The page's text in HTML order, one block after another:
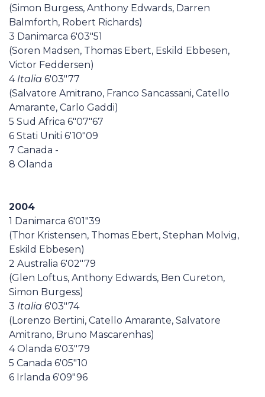
(Simon Burgess, Anthony Edwards, Darren
Balmforth, Robert Richards)
3 Danimarca 6'03"51
(Soren Madsen, Thomas Ebert, Eskild Ebbesen,
Victor Feddersen)
4 Italia 6'03"77
(Salvatore Amitrano, Franco Sancassani, Catello
Amarante, Carlo Gaddi)
5 Sud Africa 6"07"67
6 Stati Uniti 6'10"09
7 Canada -
8 Olanda
2004
1 Danimarca 6'01"39
(Thor Kristensen, Thomas Ebert, Stephan Molvig,
Eskild Ebbesen)
2 Australia 6'02"79
(Glen Loftus, Anthony Edwards, Ben Cureton,
Simon Burgess)
3 Italia 6'03"74
(Lorenzo Bertini, Catello Amarante, Salvatore
Amitrano, Bruno Mascarenhas)
4 Olanda 6'03"79
5 Canada 6'05"10
6 Irlanda 6'09"96